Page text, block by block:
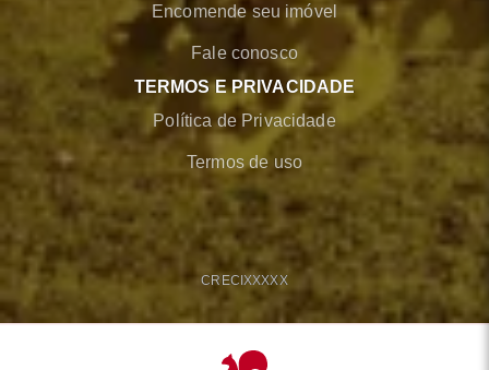
Encomende seu imóvel
Fale conosco
TERMOS E PRIVACIDADE
Política de Privacidade
Termos de uso
CRECIXXXXX